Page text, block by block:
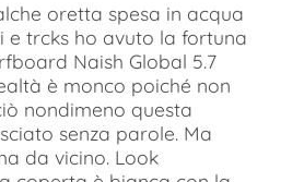
oretta spesa in acqua
e trcks ho avuto la fortuna
Naish Global 5.7
è monco poiché non
nondimeno questa
senza parole. Ma
da vicino. Look